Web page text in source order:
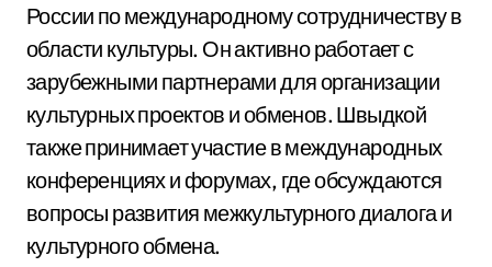
России по международному сотрудничеству в
области культуры. Он активно работает с
зарубежными партнерами для организации
культурных проектов и обменов. Швыдкой
также принимает участие в международных
конференциях и форумах, где обсуждаются
вопросы развития межкультурного диалога и
культурного обмена.